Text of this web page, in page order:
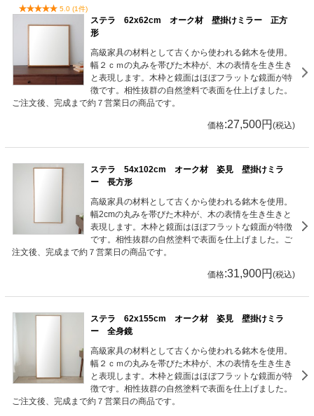
5.0 (1件)
ステラ 62x62cm オーク材 壁掛けミラー 正方
形
高級家具の材料として古くから使われる銘木を使用。
幅２ｃｍの丸みを帯びた木枠が、木の表情を生き生き
と表現します。木枠と鏡面はほぼフラットな鏡面が特
徴です。相性抜群の自然塗料で表面を仕上げました。
ご注文後、完成まで約７営業日の商品です。
価格:27,500円 (税込)
ステラ 54x102cm オーク材 姿見 壁掛けミラ
ー 長方形
高級家具の材料として古くから使われる銘木を使用。
幅2cmの丸みを帯びた木枠が、木の表情を生き生きと
表現します。木枠と鏡面はほぼフラットな鏡面が特徴
です。相性抜群の自然塗料で表面を仕上げました。ご
注文後、完成まで約７営業日の商品です。
価格:31,900円 (税込)
ステラ 62x155cm オーク材 姿見 壁掛けミラ
ー 全身鏡
高級家具の材料として古くから使われる銘木を使用。
幅２ｃｍの丸みを帯びた木枠が、木の表情を生き生き
と表現します。木枠と鏡面はほぼフラットな鏡面が特
徴です。相性抜群の自然塗料で表面を仕上げました。
ご注文後、完成まで約７営業日の商品です。